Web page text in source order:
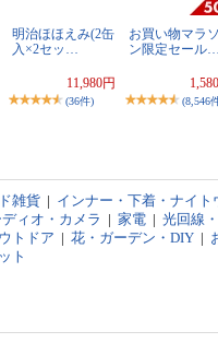
明治ほほえみ(2缶
入×2セッ…
11,980円
(36件)
お買い物マラソ
ン限定セール…
(8,546
雑貨 | インナー・下着・ナイト
ィオ・カメラ | 家電 | 光回線
トドア | 花・ガーデン・DIY |
ト